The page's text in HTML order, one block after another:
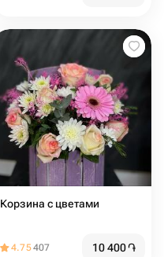
Корзина с цветами
4.75407 10 400֏